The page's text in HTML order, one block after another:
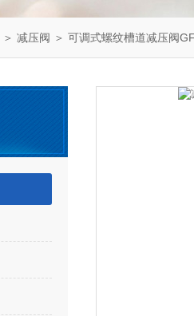
＞ 减压阀 ＞ 可调式螺纹槽道减压阀